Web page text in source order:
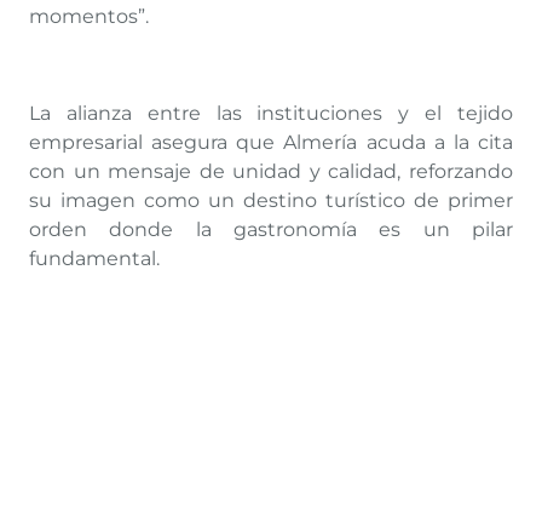
momentos”.
La alianza entre las instituciones y el tejido
empresarial asegura que Almería acuda a la cita
con un mensaje de unidad y calidad, reforzando
su imagen como un destino turístico de primer
orden donde la gastronomía es un pilar
fundamental.